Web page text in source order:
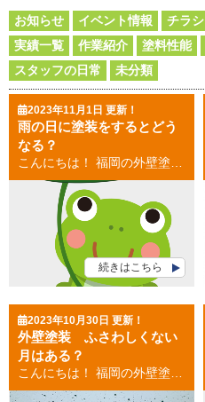
お知らせ イベント情報 チラシ
実績一覧
作業紹介 塗料性能
スタッフの日常
未分類
2023年11月1日 更新！
雨の日に塗装をするとどう
なる？
こんにちは！ 福岡の外壁塗装・屋根塗装専門店の福岡ペイントです。 雨の日に塗装をするとどうなるのかということについて、 今回は書きたいと思います。 目次 雨の日に塗装に塗装工事はできる？ 雨の日に塗装をするとどうなる？ 雨の日に塗装工事はできる？ ●雨の日に塗装工事はできるのでしょうか？ A 基本的には雨の日の外壁塗装工事はできません。 ●塗装工事中に雨が降ってきたら続ける場合もありますか？ A 基本的には雨が降ってきたら雨量によっては中止になる場合もあります。 雨の日に塗装工事をするとどうなるの？ 雨の日の塗装工事で影響する事 ●塗料への影響 塗料に雨などの不純物が混じってしまい、 塗膜の形成不良・ひび割れや変色など耐久性や仕上がりに関する 様々なトラブルが起こってしまいます。 ●安全面の影響 雨が降ると足場が滑りやすくなっていることから、 塗装工事を行う職人が雨で転倒するなどの危険性があります。 まとめ 雨の多い日でもきちんとした外壁塗装をするには、 実績のある業者選びが大切です。 後から後悔しないためにも、天候や湿度的確に判断して きちんとした作業をしてくれる優良な業者選びをしましょう！ お気軽にご相談ください(^^♪ [mailform] お見積もり依頼はコチラから お電話のお問い合わせはコチラから 福岡県・福岡市 外壁塗装・屋根塗装 福岡ペイント 大池本店 福岡ペイントショールーム 福岡県福岡市南区大池1-23-15 TEL：0120-248-228 春日市・大野城市・那珂川市の外壁塗装・屋根塗装 ９月２日グランドオープン 福岡ペイント アクロスモール春日店 福岡ペイントショールーム 福岡県春日市春日５－１７（マツモトキヨシさんとなり） TEL：0120-248-228 👉お電話でのお問い合わせはコチラから
続きはこちら
2023年10月30日 更新！
外壁塗装 ふさわしくない
月はある？
こんにちは！ 福岡の外壁塗装・屋根塗装専門店の福岡ペイントです。 外壁塗装 ふさわしくない月はあるのかということについて、今回は書きたいと思います。 目的 外壁塗装にふさわしくない月はある？ 外壁塗装のベストタイミング 外壁塗装にふさわしくない月はあるの？ 前提として外壁塗装工事を行えない月というのはありません！ 天候や土地などの環境条件がクリアしていれば、 外壁塗装は１年通して行うことができます。 しかし、天候や環境の状況によっては、 塗装期間が長引いてしまったりすることはあります。 それは６月～９月です。 梅雨→真夏→台風と、夏場は外壁塗装にとって いやな天候が続きます。 工事がスムーズに続かない日が続きそうです。 しかし、外壁塗装はできるので安心してくださいね(^^♪ 外壁塗装のベストタイミング 外壁塗装のベストタイミングは １０月～１１月です。 １０～１１月の天候状況は、 比較的雨も少なく、湿度も安定しており、かつ秋になり気温もちょうどよく、 外壁塗装にはベストタイミングになります。 お気軽にご相談ください(^^♪ [mailform] お見積もり依頼はコチラから お電話のお問い合わせはコチラから 福岡県・福岡市 外壁塗装・屋根塗装 福岡ペイント 大池本店 福岡ペイントショールーム 福岡県福岡市南区大池1-23-15 TEL：0120-248-228 春日市・大野城市・那珂川市の外壁塗装・屋根塗装 ９月２日グランドオープン 福岡ペイント アクロスモール春日店 福岡ペイントショールーム 福岡県春日市春日５－１７（マツモトキヨシさんとなり） TEL：0120-248-228 👉お電話でのお問い合わせはコチラから